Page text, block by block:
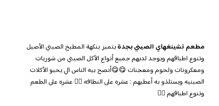
مطعم تشينغهاي الصيني بجدةيتميز بنكهة المطبخ الصيني الأصيل
وتنوع اطباقهم ويوجد لديهم جميع أنواع الأكل الصيني من شوربات
ومعكرونات ولحوم ومعجنات 😋😋أنصح بيه الناس الي يحبو الأكلات
الصينيه ويستلذو به أعطيهم : عشره على النظافه 👍🏻 عشره على الطعم
وتنوع اطباقهم 👍🏻